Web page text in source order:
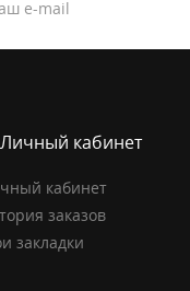
Личный кабинет
кабинет
заказов
закладки